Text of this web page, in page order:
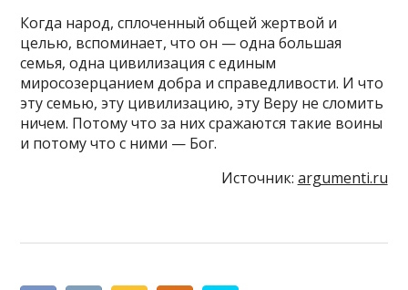
Когда народ, сплоченный общей жертвой и
целью, вспоминает, что он — одна большая
семья, одна цивилизация с единым
миросозерцанием добра и справедливости. И что
эту семью, эту цивилизацию, эту Веру не сломить
ничем. Потому что за них сражаются такие воины
и потому что с ними — Бог.
Источник: argumenti.ru